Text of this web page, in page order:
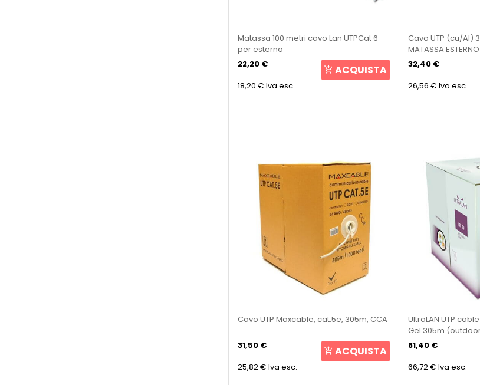
Matassa 100 metri cavo Lan UTPCat 6
per esterno
22,20 €
18,20 € Iva esc.
ACQUISTA
Cavo UTP (cu/Al)
MATASSA
32,40 €
26,56 € Iva esc.
Cavo UTP Maxcable, cat.5e, 305m, CCA
31,50 €
25,82 € Iva esc.
ACQUISTA
UltraLAN UTP
Gel 305m
81,40 €
66,72 € Iva esc.